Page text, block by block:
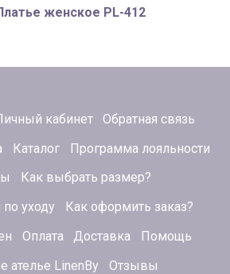
женское PL-412
кабинет
Обратная связь
Каталог
Программа лояльности
Как выбрать размер?
уходу
Как оформить заказ?
Оплата Доставка
Помощь
ателье LinenBy
Отзывы